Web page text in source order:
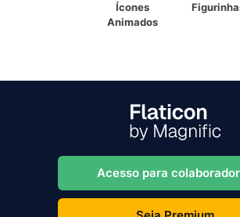
Ícones
Animados
Acesso para